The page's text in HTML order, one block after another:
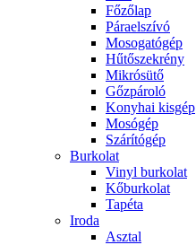
Főzőlap
Páraelszívó
Mosogatógép
Hűtőszekrény
Mikrósütő
Gőzpároló
Konyhai kisgép
Mosógép
Szárítógép
Burkolat
Vinyl burkolat
Kőburkolat
Tapéta
Iroda
Asztal